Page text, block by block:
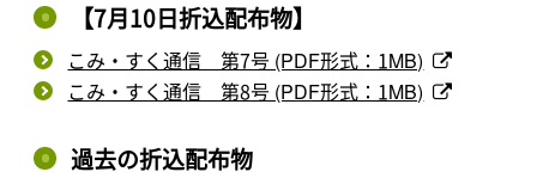
【7月10日折込配布物】
こみ・すく通信 第7号 (PDF形式：1MB)
こみ・すく通信 第8号 (PDF形式：1MB)
過去の折込配布物